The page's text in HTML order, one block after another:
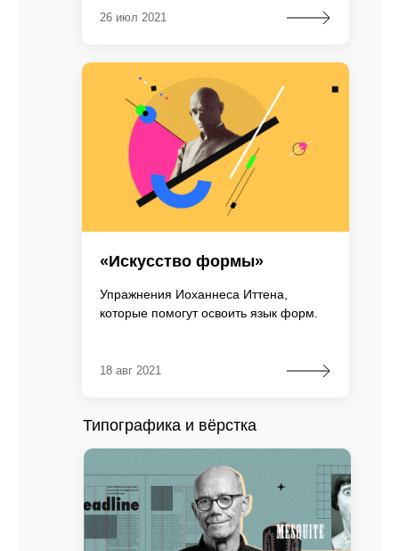
26 июл 2021
«Искусство формы»
Упражнения Иоханнеса Иттена,
которые помогут освоить язык форм.
18 авг 2021
Типографика и вёрстка